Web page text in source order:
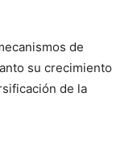
de
su crecimiento
de la